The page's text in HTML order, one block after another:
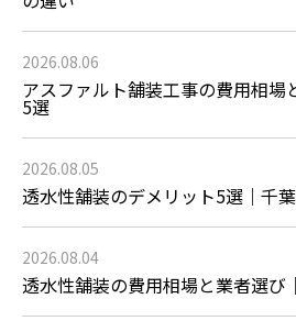
2026.08.06
アスファルト舗装工事の費用相場
5選
2026.08.05
透水性舗装のデメリット5選｜千
2026.08.04
透水性舗装の費用相場と業者選び